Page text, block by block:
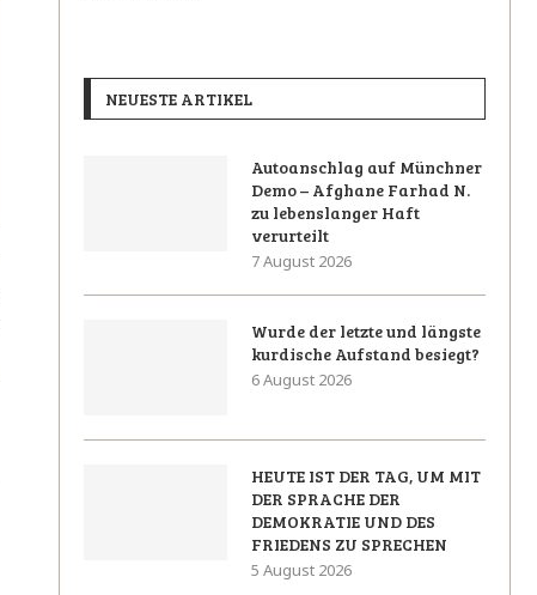
NEUESTE ARTIKEL
Autoanschlag auf Münchner
Demo – Afghane Farhad N.
zu lebenslanger Haft
verurteilt
7 August 2026
Wurde der letzte und längste
kurdische Aufstand besiegt?
6 August 2026
HEUTE IST DER TAG, UM MIT
DER SPRACHE DER
DEMOKRATIE UND DES
FRIEDENS ZU SPRECHEN
5 August 2026